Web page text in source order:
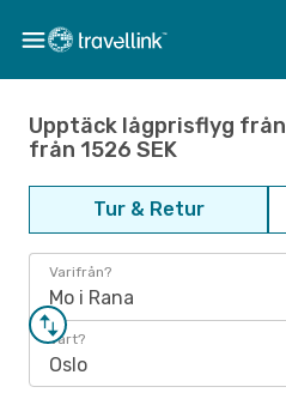
Upptäck lågprisflyg från
från 1526 SEK
Tur & Retur
Varifrån?
Mo i Rana
Vart?
Oslo